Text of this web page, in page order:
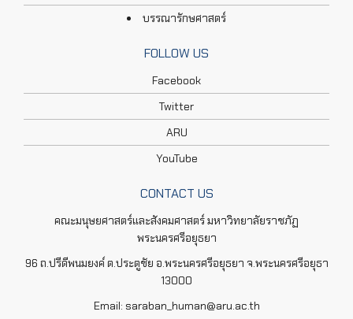
บรรณารักษศาสตร์
FOLLOW US
Facebook
Twitter
ARU
YouTube
CONTACT US
คณะมนุษยศาสตร์และสังคมศาสตร์ มหาวิทยาลัยราชภัฏ
พระนครศรีอยุธยา
96 ถ.ปรีดีพนมยงค์ ต.ประตูชัย อ.พระนครศรีอยุธยา จ.พระนครศรีอยุธา
13000
Email: saraban_human@aru.ac.th